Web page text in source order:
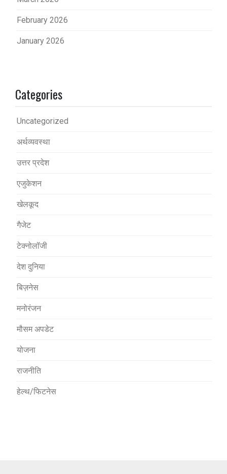
February 2026
January 2026
Categories
Uncategorized
अर्थव्यवस्था
उत्तर प्रदेश
एजुकेशन
खेलकूद
गैजेट
टेक्नोलॉजी
देश दुनिया
बिज़नेस
मनोरंजन
मौसम अपडेट
योजना
राजनीति
हेल्थ/फिटनेस